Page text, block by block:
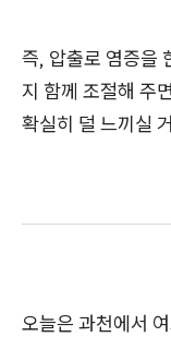
즉, 압출로 염증을
지 함께 조절해 주
확실히 덜 느끼실
오늘은 과천에서